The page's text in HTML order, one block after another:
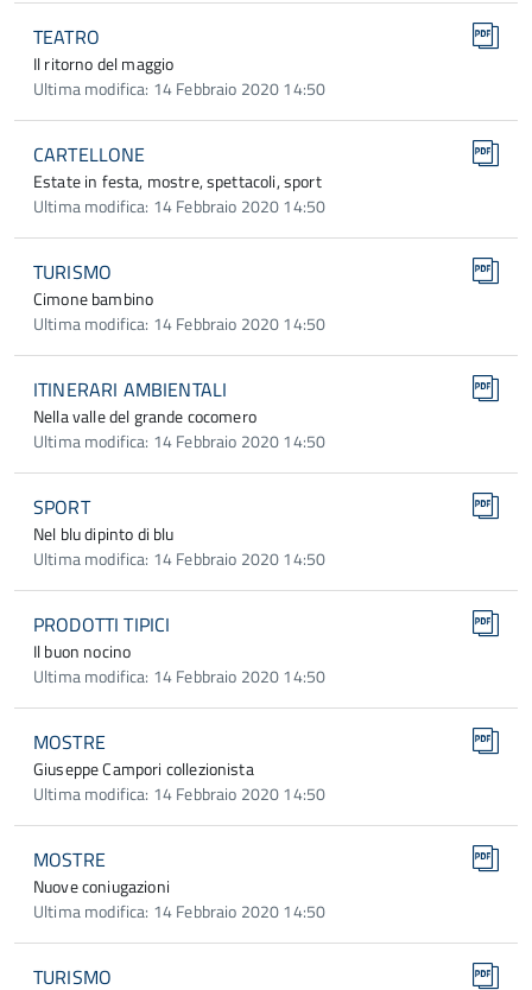
TEATRO
Il ritorno del maggio
Ultima modifica: 14 Febbraio 2020 14:50
CARTELLONE
Estate in festa, mostre, spettacoli, sport
Ultima modifica: 14 Febbraio 2020 14:50
TURISMO
Cimone bambino
Ultima modifica: 14 Febbraio 2020 14:50
ITINERARI AMBIENTALI
Nella valle del grande cocomero
Ultima modifica: 14 Febbraio 2020 14:50
SPORT
Nel blu dipinto di blu
Ultima modifica: 14 Febbraio 2020 14:50
PRODOTTI TIPICI
Il buon nocino
Ultima modifica: 14 Febbraio 2020 14:50
MOSTRE
Giuseppe Campori collezionista
Ultima modifica: 14 Febbraio 2020 14:50
MOSTRE
Nuove coniugazioni
Ultima modifica: 14 Febbraio 2020 14:50
TURISMO